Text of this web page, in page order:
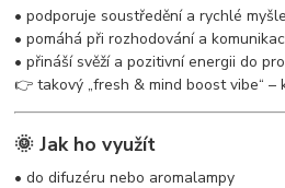
• podporuje soustředění a rychlé
• pomáhá při rozhodování a
• přináší svěží a pozitivní energii do
👉 takový „fresh & mind boost vibe“
🌞 Jak ho využít
• do difuzéru nebo aromalampy